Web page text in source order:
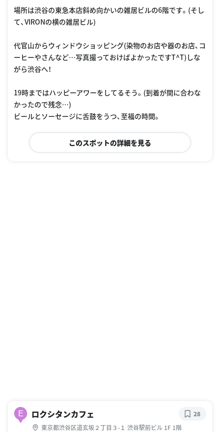
場所は渋谷の東急本店斜め向かいの雑居ビルの6階です。(そし
て、VIRONの横の雑居ビル)
代官山からウィンドウショッピング(染物のお店や器のお店、コ
ーヒーやさんなど…写真撮っておけばよかったですT^T)しな
がら渋谷へ！
19時まではハッピーアワーをしてるそう。(到着が間に合わな
かったので残念…)
ビールとソーセージに舌鼓をうつ、至福の時間。
このスポットの詳細を見る
E ロクシタンカフェ
東京都渋谷区道玄坂２丁目３-１ 渋谷駅前ビル 1F 1階
28